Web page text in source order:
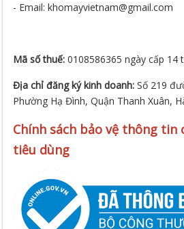
- Email: khomayvietnam@gmail.com
Mã số thuế:0108586365 ngày cấp 14
Địa chỉ đăng ký kinh doanh:Số 219
Phường Hạ Đình, Quận Thanh Xuân,
Chính sách bảo vệ thông tin
tiêu dùng